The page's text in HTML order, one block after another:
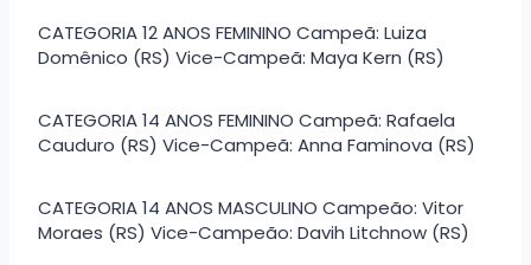
CATEGORIA 12 ANOS FEMININO Campeã: Luiza
Domênico (RS) Vice-Campeã: Maya Kern (RS)
CATEGORIA 14 ANOS FEMININO Campeã: Rafaela
Cauduro (RS) Vice-Campeã: Anna Faminova (RS)
CATEGORIA 14 ANOS MASCULINO Campeão: Vitor
Moraes (RS) Vice-Campeão: Davih Litchnow (RS)